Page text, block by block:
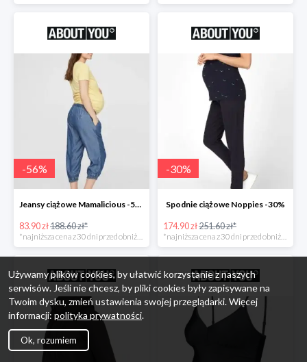
-56%
Jeansy ciążowe Mamalicious -56%
83.90 zł188.60 zł*
-30%
Spodnie ciążowe Noppies -30%
174.90 zł251.60 zł*
Używamy plików cookies, by ułatwić korzystanie z naszych
serwisów. Jeśli nie chcesz, by pliki cookies były zapisywane na
Twoim dysku, zmień ustawienia swojej przeglądarki. Więcej
informacji: polityka prywatności.
Ok, rozumiem